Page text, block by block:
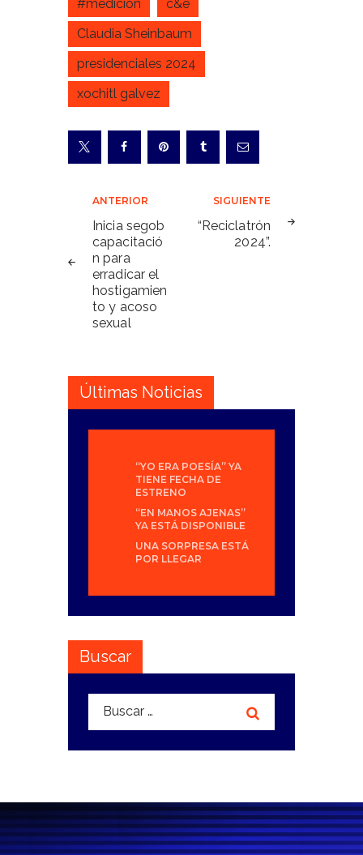
#medicion
c&e
Claudia Sheinbaum
presidenciales 2024
xochitl galvez
Navegación
de
entradas
ANTERIOR
Inicia segob
capacitació
n para
erradicar el
hostigamien
to y acoso
sexual
SIGUIENTE
“Reciclatrón
2024”.
Últimas Noticias
“YO ERA POESÍA” YA
TIENE FECHA DE
ESTRENO
“EN MANOS AJENAS”
YA ESTÁ DISPONIBLE
UNA SORPRESA ESTÁ
POR LLEGAR
Buscar
Buscar: